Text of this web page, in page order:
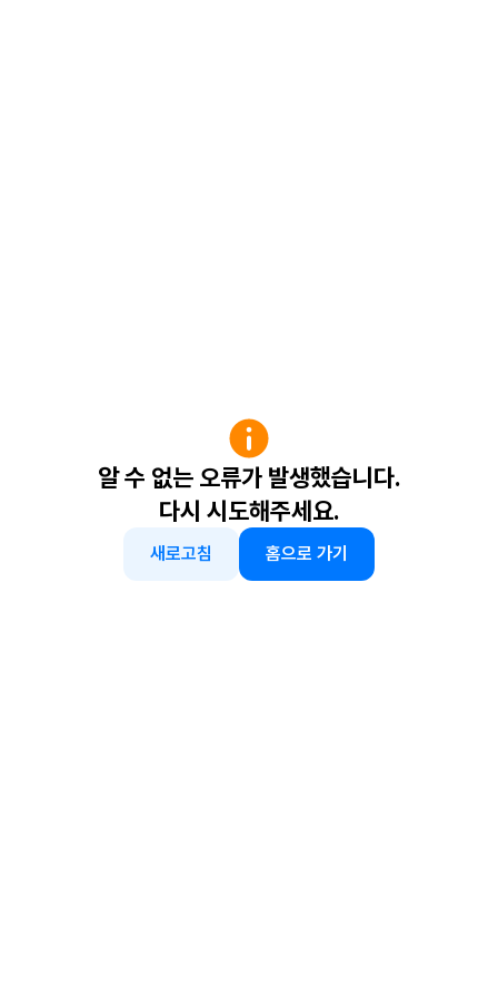
알 수 없는 오류가 발생했습니다.
다시 시도해주세요.
새로고침 홈으로 가기